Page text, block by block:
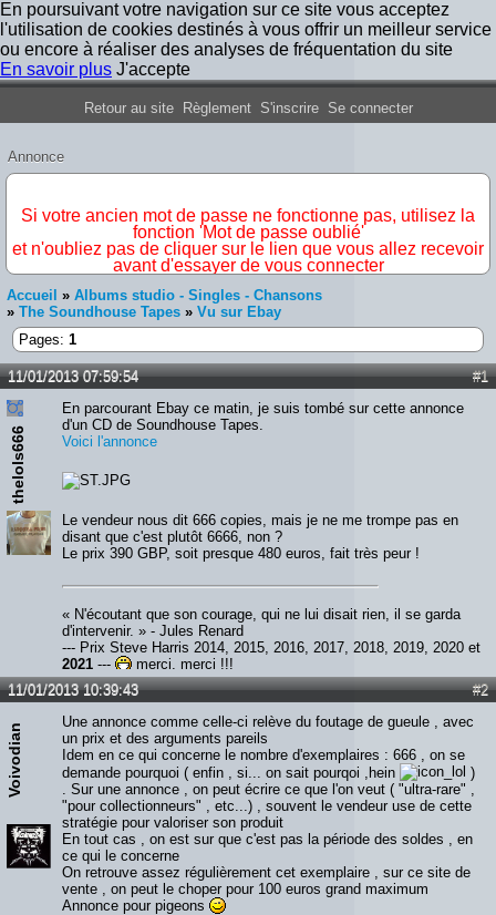
En poursuivant votre navigation sur ce site vous acceptez
l'utilisation de cookies destinés à vous offrir un meilleur service
ou encore à réaliser des analyses de fréquentation du site
En savoir plus J'accepte
Forum Iron Maiden France
Retour au site Règlement S'inscrire Se connecter
Annonce
Si votre ancien mot de passe ne fonctionne pas, utilisez la
fonction 'Mot de passe oublié'
et n'oubliez pas de cliquer sur le lien que vous allez recevoir
avant d'essayer de vous connecter
Accueil » Albums studio - Singles - Chansons
» The Soundhouse Tapes » Vu sur Ebay
Pages: 1
#1
11/01/2013 07:59:54
thelols666
En parcourant Ebay ce matin, je suis tombé sur cette annonce
d'un CD de Soundhouse Tapes.
Voici l'annonce
Le vendeur nous dit 666 copies, mais je ne me trompe pas en
disant que c'est plutôt 6666, non ?
Le prix 390 GBP, soit presque 480 euros, fait très peur !
« N'écoutant que son courage, qui ne lui disait rien, il se garda
d'intervenir. » - Jules Renard
--- Prix Steve Harris 2014, 2015, 2016, 2017, 2018, 2019, 2020 et
2021 ---
merci, merci !!!
#2
11/01/2013 10:39:43
Voivodian
Une annonce comme celle-ci relève du foutage de gueule , avec
un prix et des arguments pareils
Idem en ce qui concerne le nombre d'exemplaires : 666 , on se
demande pourquoi ( enfin , si... on sait pourqoi ,hein
)
. Sur une annonce , on peut écrire ce que l'on veut ( "ultra-rare" ,
"pour collectionneurs" , etc...) , souvent le vendeur use de cette
stratégie pour valoriser son produit
En tout cas , on est sur que c'est pas la période des soldes , en
ce qui le concerne
On retrouve assez régulièrement cet exemplaire , sur ce site de
vente , on peut le choper pour 100 euros grand maximum
Annonce pour pigeons